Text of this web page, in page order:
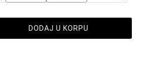
DODAJ U KORPU